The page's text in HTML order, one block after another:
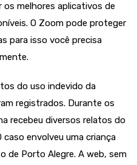
melhores aplicativos de
O Zoom pode proteger
para isso você precisa
do uso indevido da
registrados. Durante os
recebeu diversos relatos do
envolveu uma criança
de Porto Alegre. A web, sem